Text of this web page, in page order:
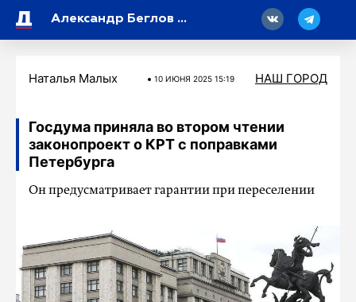
Александр Беглов рассказал о миграционной ситуации в Петербурге
Наталья Малых 10 ИЮНЯ 2025 15:19 НАШ ГОРОД
Госдума приняла во втором чтении
законопроект о КРТ с поправками
Петербурга
Он предусматривает гарантии при переселении